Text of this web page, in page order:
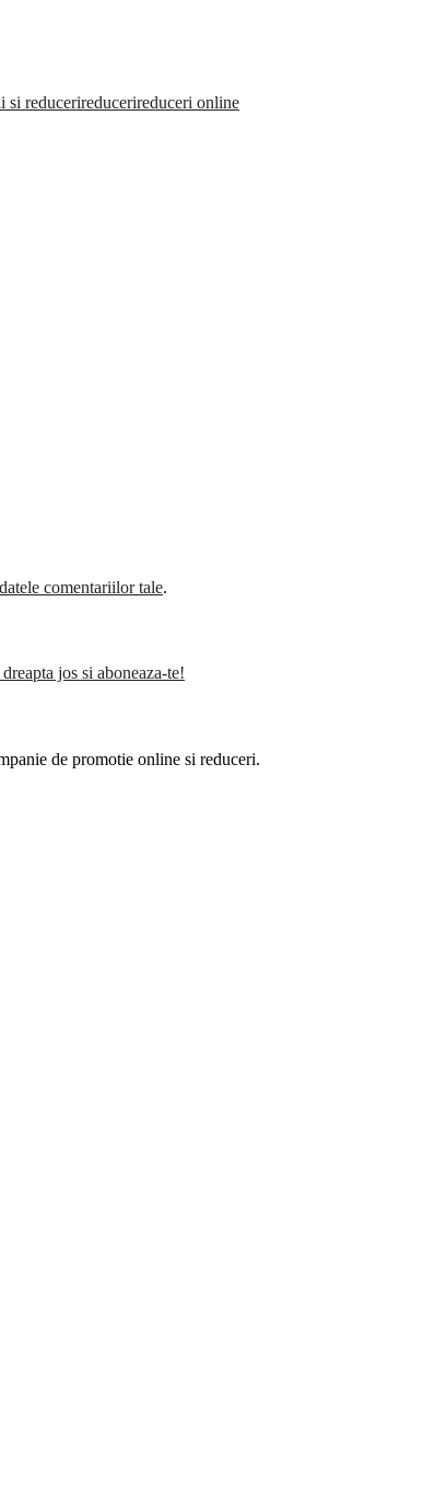
si reducerireducerireduceri online
comentariilor tale.
jos si aboneaza-te!
de promotie online si reduceri.